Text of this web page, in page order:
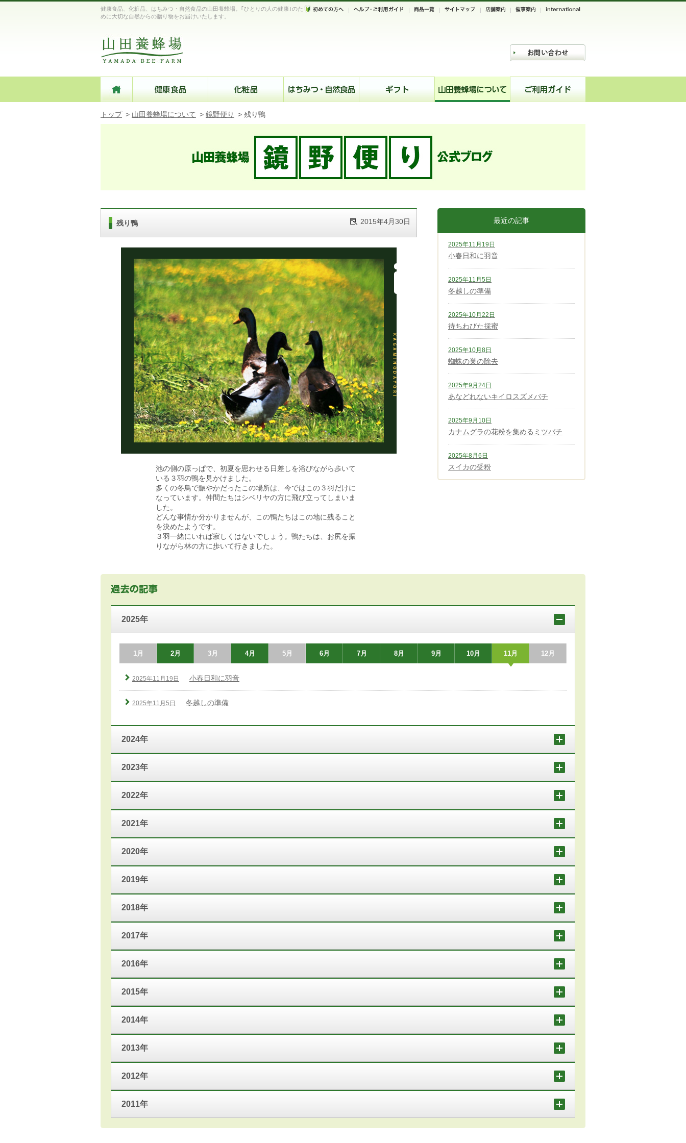
健康食品、化粧品、はちみつ・自然食品の山田養蜂場。｢ひとりの人の健康｣のた
めに大切な自然からの贈り物をお届けいたします。
トップ > 山田養蜂場について > 鏡野便り > 残り鴨
残り鴨 2015年4月30日
池の側の原っぱで、初夏を思わせる日差しを浴びながら歩いて
いる３羽の鴨を見かけました。
多くの冬鳥で賑やかだったこの場所は、今ではこの３羽だけに
なっています。仲間たちはシベリヤの方に飛び立ってしまいま
した。
どんな事情か分かりませんが、この鴨たちはこの地に残ること
を決めたようです。
３羽一緒にいれば寂しくはないでしょう。鴨たちは、お尻を振
りながら林の方に歩いて行きました。
最近の記事
2025年11月19日
小春日和に羽音
2025年11月5日
冬越しの準備
2025年10月22日
待ちわびた採蜜
2025年10月8日
蜘蛛の巣の除去
2025年9月24日
あなどれないキイロスズメバチ
2025年9月10日
カナムグラの花粉を集めるミツバチ
2025年8月6日
スイカの受粉
2025年
1月 2月 3月 4月 5月 6月 7月 8月 9月 10月 11月 12月
2025年11月19日 小春日和に羽音
2025年11月5日 冬越しの準備
2024年
2023年
2022年
2021年
2020年
2019年
2018年
2017年
2016年
2015年
2014年
2013年
2012年
2011年